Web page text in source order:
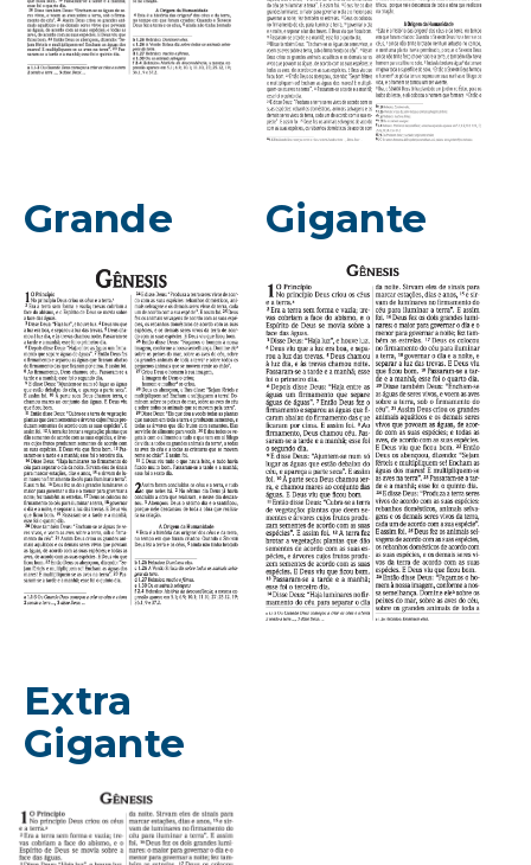
Grande Gigante
Extra
Gigante